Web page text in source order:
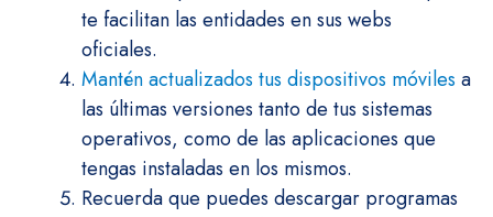
te facilitan las entidades en sus webs
oficiales.
Mantén actualizados tus dispositivos móviles a
las últimas versiones tanto de tus sistemas
operativos, como de las aplicaciones que
tengas instaladas en los mismos.
Recuerda que puedes descargar programas